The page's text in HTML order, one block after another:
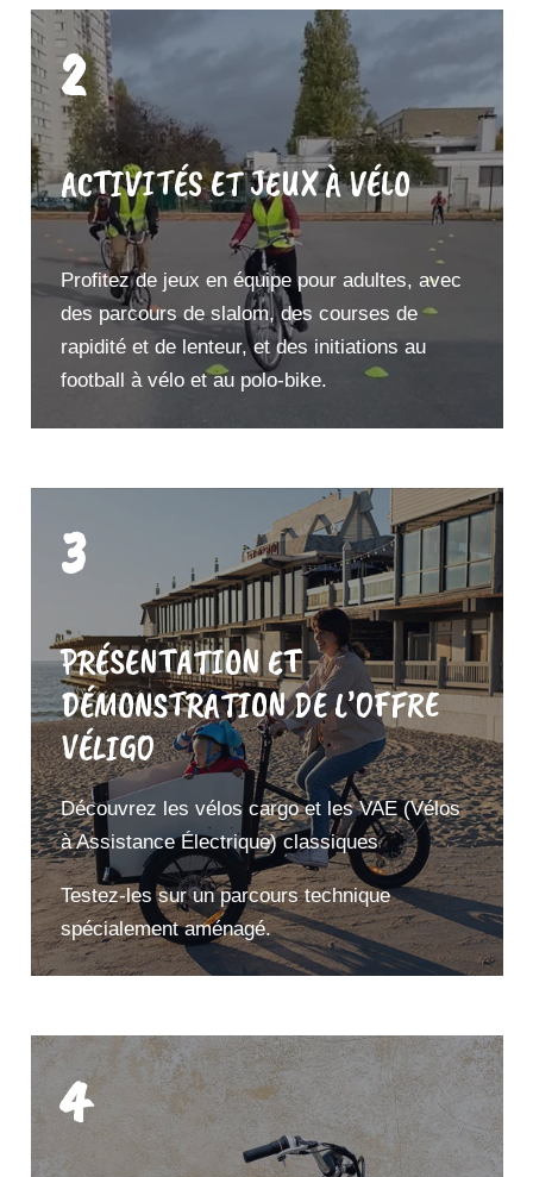
2
ACTIVITÉS ET JEUX À VÉLO
Profitez de jeux en équipe pour adultes, avec
des parcours de slalom, des courses de
rapidité et de lenteur, et des initiations au
football à vélo et au polo-bike.
3
PRÉSENTATION ET
DÉMONSTRATION DE L’OFFRE
VÉLIGO
Découvrez les vélos cargo et les VAE (Vélos
à Assistance Électrique) classiques
Testez-les sur un parcours technique
spécialement aménagé.
4